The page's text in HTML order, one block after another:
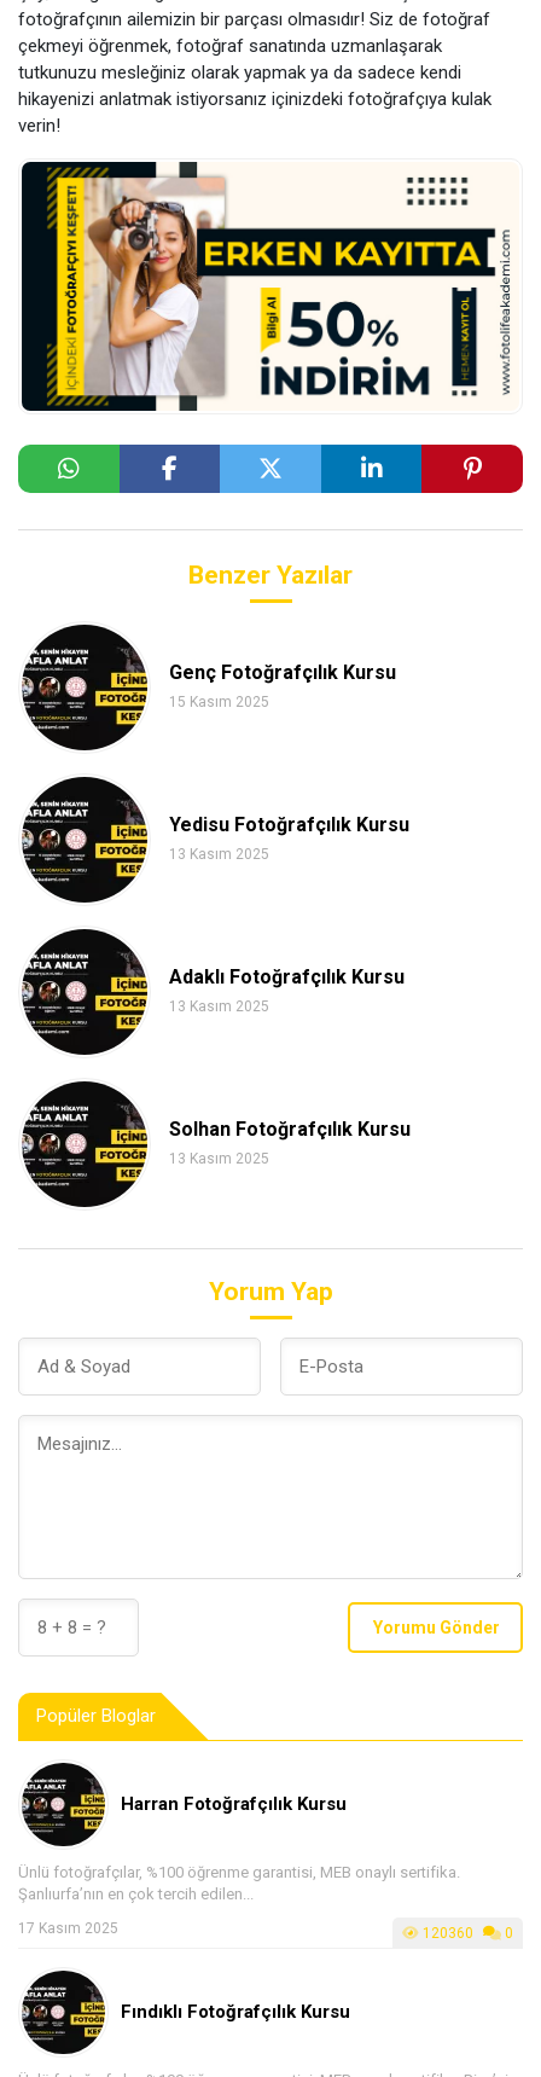
fotoğrafçının ailemizin bir parçası olmasıdır! Siz de fotoğraf
çekmeyi öğrenmek, fotoğraf sanatında uzmanlaşarak
tutkunuzu mesleğiniz olarak yapmak ya da sadece kendi
hikayenizi anlatmak istiyorsanız içinizdeki fotoğrafçıya kulak
verin!
Benzer Yazılar
Genç Fotoğrafçılık Kursu
15 Kasım 2025
Yedisu Fotoğrafçılık Kursu
13 Kasım 2025
Adaklı Fotoğrafçılık Kursu
13 Kasım 2025
Solhan Fotoğrafçılık Kursu
13 Kasım 2025
Yorum Yap
Yorumu Gönder
Popüler Bloglar
Harran Fotoğrafçılık Kursu
Ünlü fotoğrafçılar, %100 öğrenme garantisi, MEB onaylı sertifika.
Şanlıurfa’nın en çok tercih edilen...
17 Kasım 2025 120360 0
Fındıklı Fotoğrafçılık Kursu